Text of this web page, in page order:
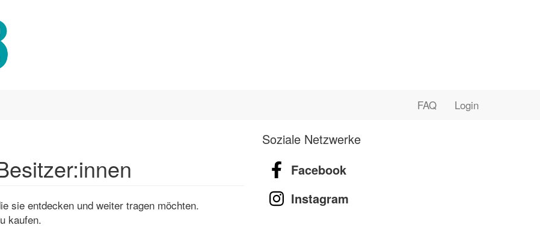
FAQ Login
sie entdecken und weiter tragen möchten.
kaufen.
Soziale Netzwerke
Facebook
Instagram